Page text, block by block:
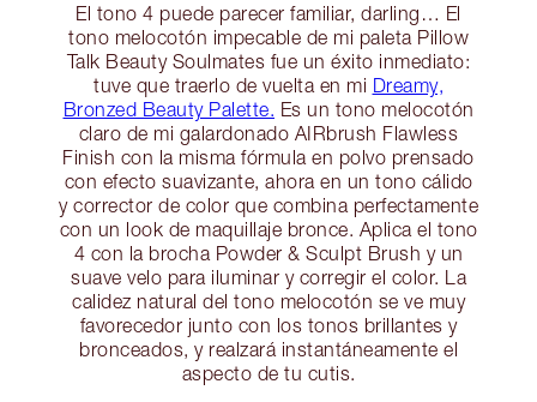
El tono 4 puede parecer familiar, darling… El
tono melocotón impecable de mi paleta Pillow
Talk Beauty Soulmates fue un éxito inmediato:
tuve que traerlo de vuelta en mi Dreamy,
Bronzed Beauty Palette. Es un tono melocotón
claro de mi galardonado AIRbrush Flawless
Finish con la misma fórmula en polvo prensado
con efecto suavizante, ahora en un tono cálido
y corrector de color que combina perfectamente
con un look de maquillaje bronce. Aplica el tono
4 con la brocha Powder & Sculpt Brush y un
suave velo para iluminar y corregir el color. La
calidez natural del tono melocotón se ve muy
favorecedor junto con los tonos brillantes y
bronceados, y realzará instantáneamente el
aspecto de tu cutis.